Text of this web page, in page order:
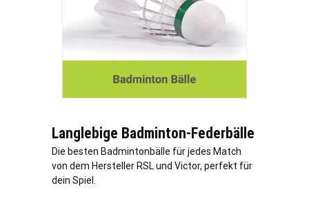
Langlebige Badminton-Federbälle
Die besten Badmintonbälle für jedes Match
von dem Hersteller RSL und Victor, perfekt für
dein Spiel.